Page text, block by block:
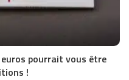
pourrait vous être
!